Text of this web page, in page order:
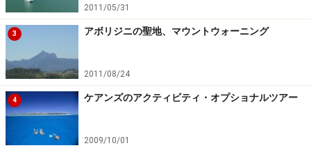
2011/05/31
3 アボリジニの聖地、マウントウォーニング
2011/08/24
4 ケアンズのアクティビティ・オプショナルツアー
2009/10/01